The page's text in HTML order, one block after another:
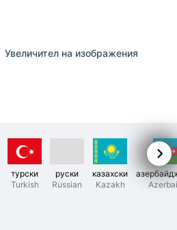
Увеличител на изображения
турски
Turkish
руски
Russian
казахски
Kazakh